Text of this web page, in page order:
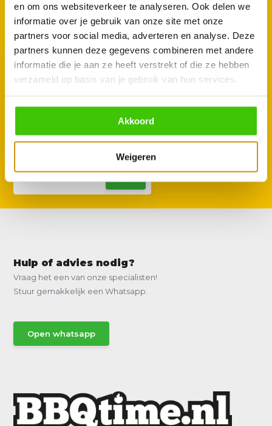
en om ons websiteverkeer te analyseren. Ook delen we
informatie over je gebruik van onze site met onze
partners voor social media, adverteren en analyse. Deze
partners kunnen deze gegevens combineren met andere
informatie die je aan ze heeft verstrekt of die ze hebben
verzameld op basis van je gebruik van hun services.
Akkoord
Weigeren
Met deze accessoires
Enders uitbreidingsset voor
2 stuks
Hulp of advies nodig?
Vraag het een van onze specialisten!
Stuur gemakkelijk een Whatsapp.
Open whatsapp